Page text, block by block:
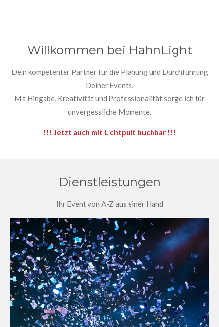
Willkommen bei HahnLight
Dein kompetenter Partner für die Planung und Durchführung
Deiner Events.
Mit Hingabe, Kreativität und Professionalität sorge ich für
unvergessliche Momente.
!!! Jetzt auch mit Lichtpult buchbar !!!
Dienstleistungen
Ihr Event von A-Z aus einer Hand